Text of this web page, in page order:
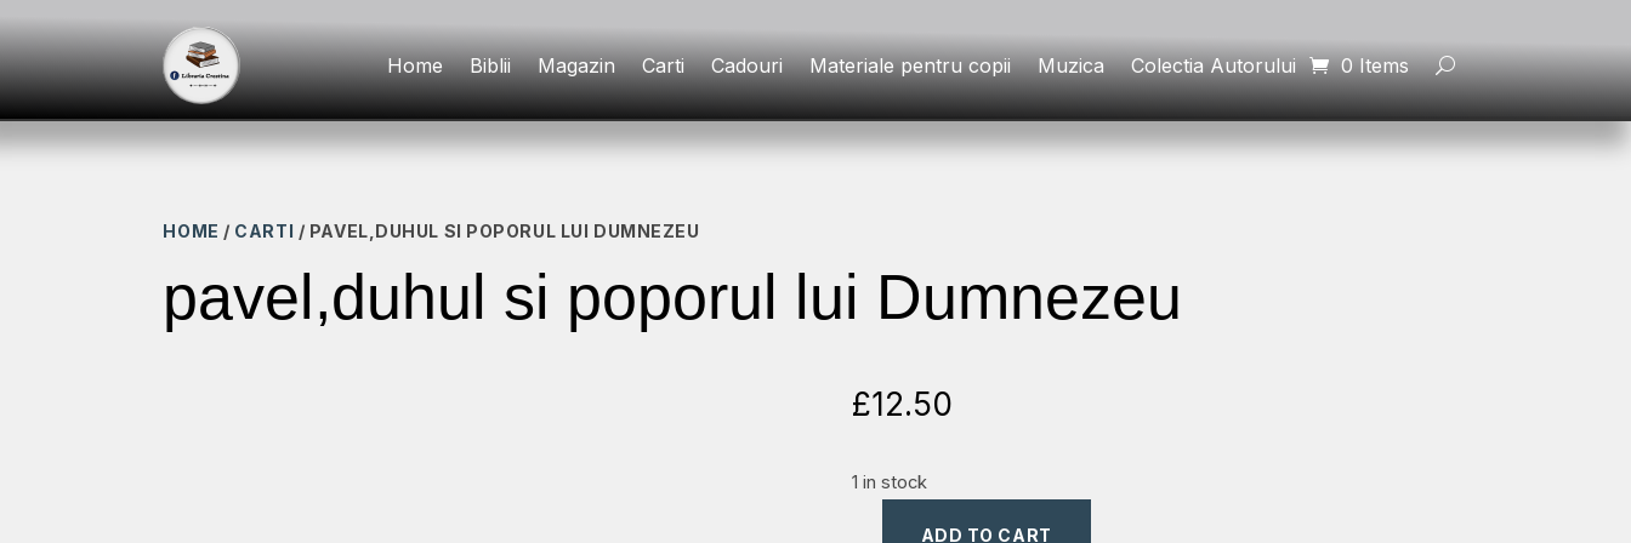
Home Biblii Magazin Carti Cadouri Materiale pentru copii Muzica Colectia Autorului 0 Items
HOME / CARTI / PAVEL,DUHUL SI POPORUL LUI DUMNEZEU
pavel,duhul si poporul lui Dumnezeu
£12.50
1 in stock
ADD TO CART